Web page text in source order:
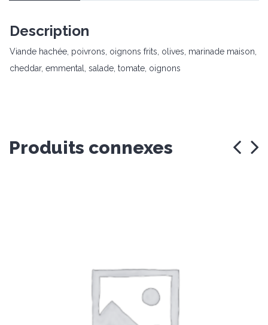
Description
Viande hachée, poivrons, oignons frits, olives, marinade maison,
cheddar, emmental, salade, tomate, oignons
Produits connexes